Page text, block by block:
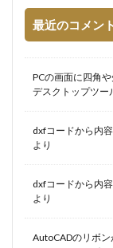
最近のコメント
PCの画面に四角
デスクトップツ
dxfコードから内
より
dxfコードから内
より
AutoCADのリボ